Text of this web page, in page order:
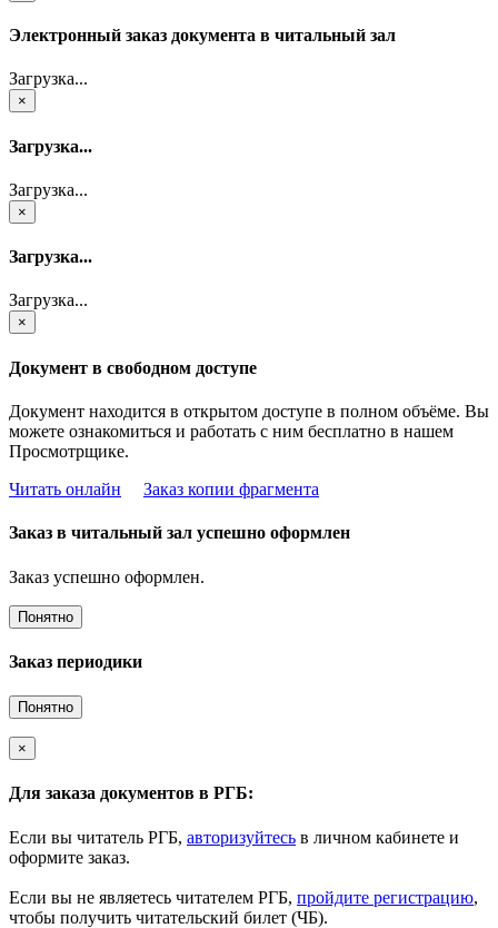
Электронный заказ документа в читальный зал
Загрузка...
×
Загрузка...
Загрузка...
×
Загрузка...
Загрузка...
×
Документ в свободном доступе
Документ находится в открытом доступе в полном объёме. Вы
можете ознакомиться и работать с ним бесплатно в нашем
Просмотрщике.
Читать онлайн
Заказ копии фрагмента
Заказ в читальный зал успешно оформлен
Заказ успешно оформлен.
Понятно
Заказ периодики
Понятно
×
Для заказа документов в РГБ:
Если вы читатель РГБ, авторизуйтесь в личном кабинете и
оформите заказ.
Если вы не являетесь читателем РГБ, пройдите регистрацию,
чтобы получить читательский билет (ЧБ).